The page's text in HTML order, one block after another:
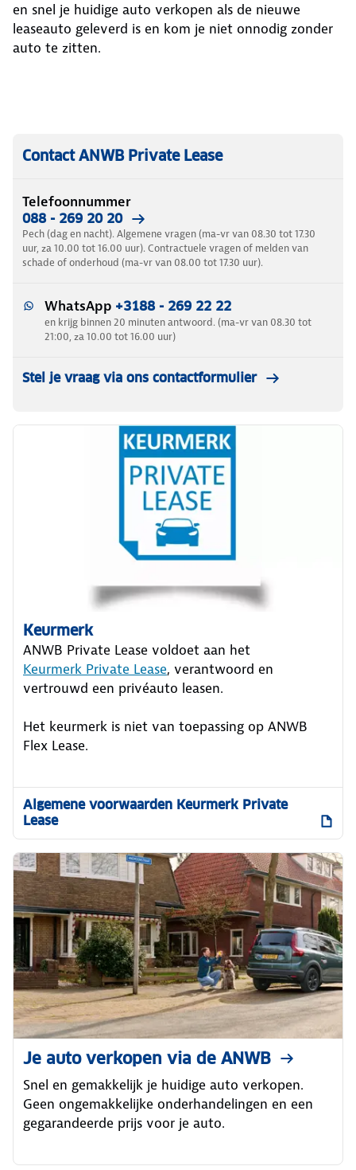
en snel je huidige auto verkopen als de nieuwe
leaseauto geleverd is en kom je niet onnodig zonder
auto te zitten.
Contact ANWB Private Lease
Telefoonnummer
088 - 269 20 20
Pech (dag en nacht). Algemene vragen (ma-vr van 08.30 tot 17.30
uur, za 10.00 tot 16.00 uur). Contractuele vragen of melden van
schade of onderhoud (ma-vr van 08.00 tot 17.30 uur).
WhatsApp +3188 - 269 22 22
en krijg binnen 20 minuten antwoord. (ma-vr van 08.30 tot
21:00, za 10.00 tot 16.00 uur)
Stel je vraag via ons contactformulier
Keurmerk
ANWB Private Lease voldoet aan het
Keurmerk Private Lease, verantwoord en
vertrouwd een privéauto leasen.
Het keurmerk is niet van toepassing op ANWB
Flex Lease.
Algemene voorwaarden Keurmerk Private
Lease
Je auto verkopen via de ANWB
Snel en gemakkelijk je huidige auto verkopen.
Geen ongemakkelijke onderhandelingen en een
gegarandeerde prijs voor je auto.